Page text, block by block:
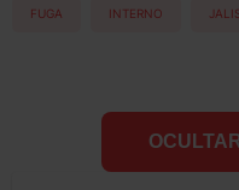
FUGA INTERNO